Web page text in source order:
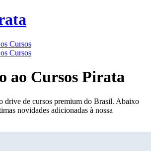
Cursos
Cursos
ao Cursos Pirata
drive de cursos premium do Brasil. Abaixo
novidades adicionadas à nossa